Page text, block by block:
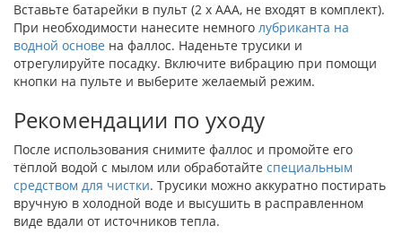
Вставьте батарейки в пульт (2 x AAA, не входят в комплект).
При необходимости нанесите немного лубриканта на
водной основе на фаллос. Наденьте трусики и
отрегулируйте посадку. Включите вибрацию при помощи
кнопки на пульте и выберите желаемый режим.
Рекомендации по уходу
После использования снимите фаллос и промойте его
тёплой водой с мылом или обработайте специальным
средством для чистки. Трусики можно аккуратно постирать
вручную в холодной воде и высушить в расправленном
виде вдали от источников тепла.